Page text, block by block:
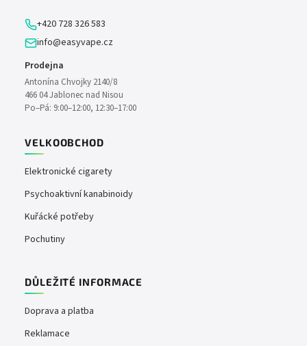
+420 728 326 583
info@easyvape.cz
Prodejna
Antonína Chvojky 2140/8
466 04 Jablonec nad Nisou
Po–Pá: 9:00–12:00, 12:30–17:00
VELKOOBCHOD
Elektronické cigarety
Psychoaktivní kanabinoidy
Kuřácké potřeby
Pochutiny
DŮLEŽITÉ INFORMACE
Doprava a platba
Reklamace